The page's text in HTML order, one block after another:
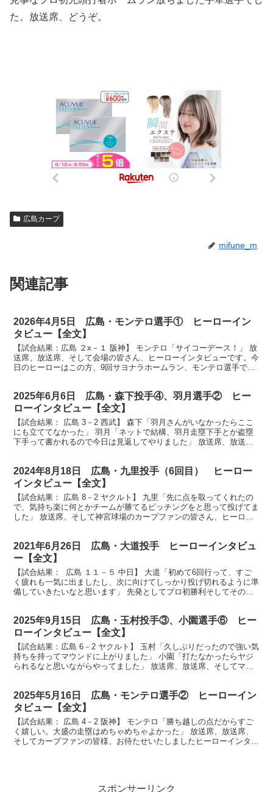
た。放送席、どうぞ。
広島カープ
mifune_m
関連記事
2026年4月5日 広島・モンテロ選手① ヒーローイン
タビュー【全文】
【試合結果：広島 ２x－１ 阪神】 モンテロ「サイコーデース！」 放
送席、放送席、そして会場の皆さん、ヒーローインタビューです。今
日のヒーローはこの方、9回サヨナラホームラン、モンテロ選手で
2025年6月6日 広島・森下投手④、羽月選手② ヒー
ローインタビュー【全文】
【試合結果： 広島 3－2 西武】 森下「羽月さんがいなかったらここ
にも立ててなかった」 羽月「ネットで結構、羽月走塁下手とか盗塁
下手って書かれるので今日は見返してやりました」 放送席、放送
2024年8月18日 広島・九里投手（6回目） ヒーロー
インタビュー【全文】
【試合結果： 広島 8－2 ヤクルト】 九里「先に点を取ってくれたの
で、気持ち楽に何とかチームが勝てるピッチングをと思って投げてま
した」 放送席、そして神宮球場のカープファンの皆さん、ヒーロー
2021年6月26日 広島・大道投手 ヒーローインタビュ
ー【全文】
【試合結果： 広島 １１－５ 中日】 大道「初めて6回行って、すご
く疲れも一気に出ましたし、次に向けてしっかり投げ切れるように準
備していきたいなと思います」 先発としてプロ初勝利そしてその勝
2025年9月15日 広島・玉村投手③、小園選手⑥ ヒー
ローインタビュー【全文】
【試合結果：広島 6－2 ヤクルト】 玉村「久しぶりだったので強い気
持ちを持ってマウンドに上がりました」 小園「打たなかったらヤジ
られるなと思いながらやってました」 放送席、放送席、そしてマツ
2025年5月16日 広島・モンテロ選手② ヒーローイン
タビュー【全文】
【試合結果： 広島 4－2 阪神】 モンテロ「勝ち越しの点だからすご
く嬉しい。大盛の走塁はめちゃめちゃよかった」 放送席、放送席、
そしてカープファンの皆様、お待たせいたしましたヒーローインタビ
スポンサーリンク